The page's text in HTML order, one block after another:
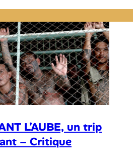
L’AUBE, un trip
– Critique